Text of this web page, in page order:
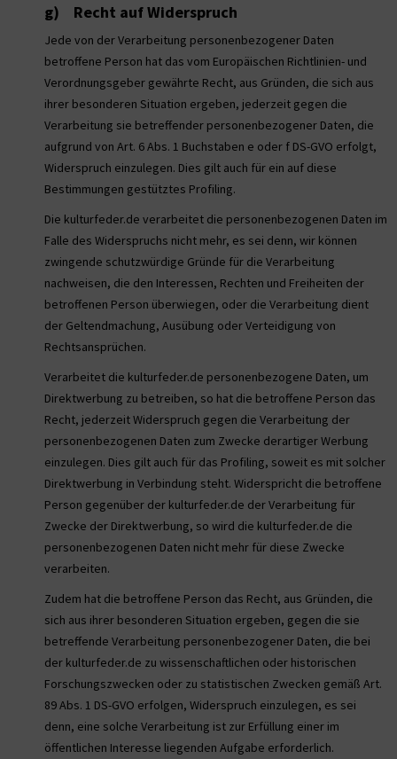
g) Recht auf Widerspruch
Jede von der Verarbeitung personenbezogener Daten
betroffene Person hat das vom Europäischen Richtlinien- und
Verordnungsgeber gewährte Recht, aus Gründen, die sich aus
ihrer besonderen Situation ergeben, jederzeit gegen die
Verarbeitung sie betreffender personenbezogener Daten, die
aufgrund von Art. 6 Abs. 1 Buchstaben e oder f DS-GVO erfolgt,
Widerspruch einzulegen. Dies gilt auch für ein auf diese
Bestimmungen gestütztes Profiling.
Die kulturfeder.de verarbeitet die personenbezogenen Daten im
Falle des Widerspruchs nicht mehr, es sei denn, wir können
zwingende schutzwürdige Gründe für die Verarbeitung
nachweisen, die den Interessen, Rechten und Freiheiten der
betroffenen Person überwiegen, oder die Verarbeitung dient
der Geltendmachung, Ausübung oder Verteidigung von
Rechtsansprüchen.
Verarbeitet die kulturfeder.de personenbezogene Daten, um
Direktwerbung zu betreiben, so hat die betroffene Person das
Recht, jederzeit Widerspruch gegen die Verarbeitung der
personenbezogenen Daten zum Zwecke derartiger Werbung
einzulegen. Dies gilt auch für das Profiling, soweit es mit solcher
Direktwerbung in Verbindung steht. Widerspricht die betroffene
Person gegenüber der kulturfeder.de der Verarbeitung für
Zwecke der Direktwerbung, so wird die kulturfeder.de die
personenbezogenen Daten nicht mehr für diese Zwecke
verarbeiten.
Zudem hat die betroffene Person das Recht, aus Gründen, die
sich aus ihrer besonderen Situation ergeben, gegen die sie
betreffende Verarbeitung personenbezogener Daten, die bei
der kulturfeder.de zu wissenschaftlichen oder historischen
Forschungszwecken oder zu statistischen Zwecken gemäß Art.
89 Abs. 1 DS-GVO erfolgen, Widerspruch einzulegen, es sei
denn, eine solche Verarbeitung ist zur Erfüllung einer im
öffentlichen Interesse liegenden Aufgabe erforderlich.